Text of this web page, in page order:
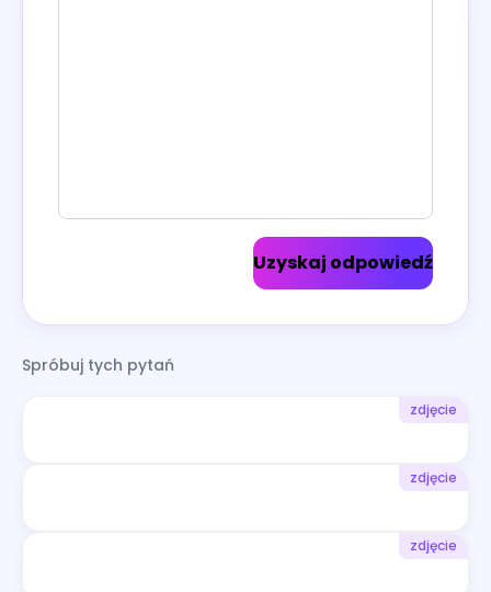
Uzyskaj odpowiedź
Spróbuj tych pytań
zdjęcie
zdjęcie
zdjęcie